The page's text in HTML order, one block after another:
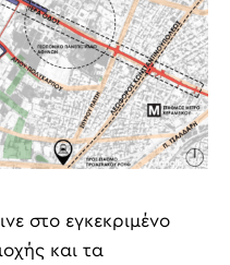
στο εγκεκριμένο
και τα